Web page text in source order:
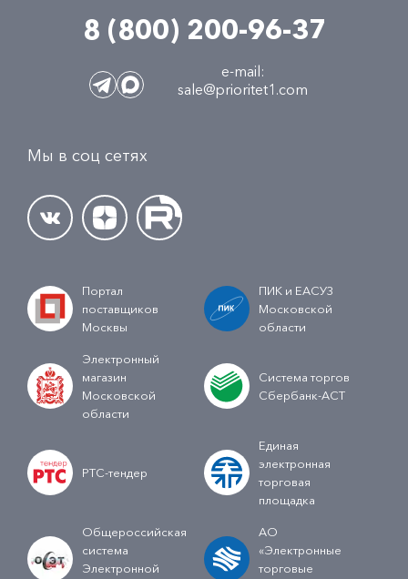
8 (800) 200-96-37
e-mail:
sale@prioritet1.com
Мы в соц сетях
Портал
поставщиков
Москвы
ПИК и ЕАСУЗ
Московской
области
Электронный
магазин
Московской
области
Система торгов
Сбербанк-АСТ
РТС-тендер
Единая
электронная
торговая
площадка
Общероссийская
система
Электронной
АО
«Электронные
торговые